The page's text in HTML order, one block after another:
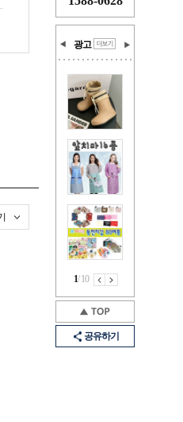
광고
1/10
공유하기